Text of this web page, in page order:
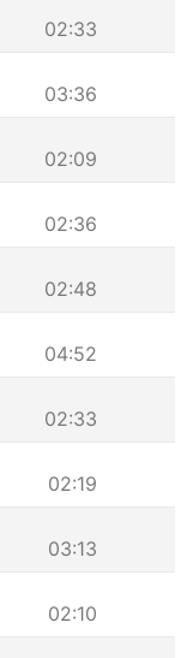
02:33
03:36
02:09
02:36
02:48
04:52
02:33
02:19
03:13
02:10